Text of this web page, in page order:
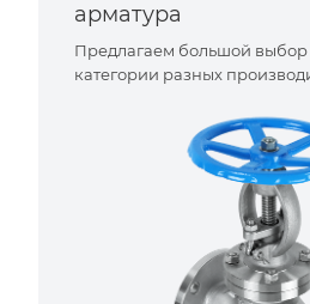
арматура
Предлагаем большой выбор
категории разных